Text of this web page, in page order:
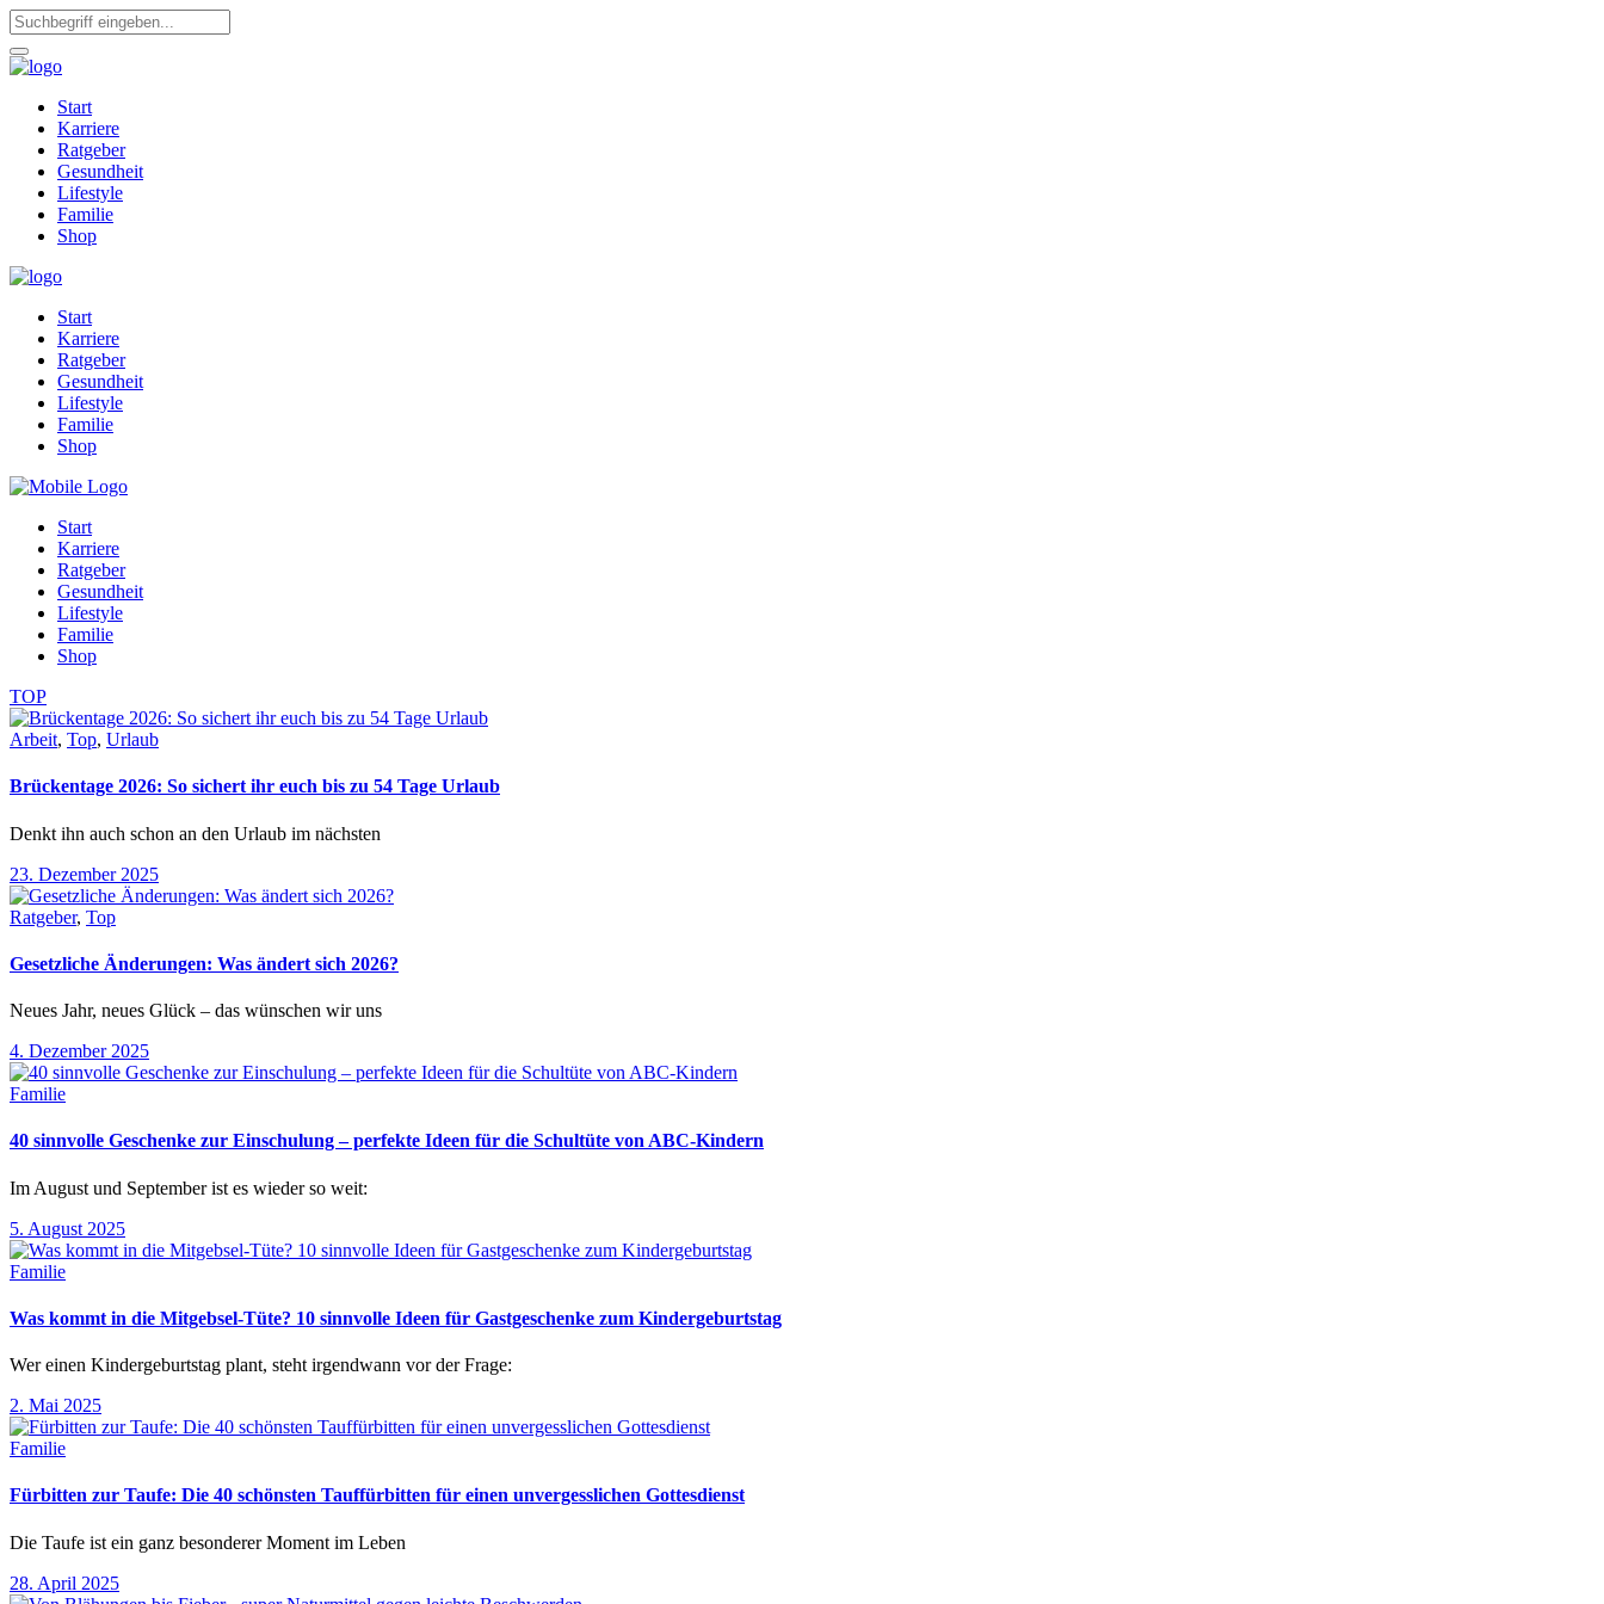
Start
Karriere
Ratgeber
Gesundheit
Lifestyle
Familie
Shop
Start
Karriere
Ratgeber
Gesundheit
Lifestyle
Familie
Shop
Start
Karriere
Ratgeber
Gesundheit
Lifestyle
Familie
Shop
TOP
Arbeit, Top, Urlaub
Brückentage 2026: So sichert ihr euch bis zu 54 Tage Urlaub
Denkt ihn auch schon an den Urlaub im nächsten
23. Dezember 2025
Ratgeber, Top
Gesetzliche Änderungen: Was ändert sich 2026?
Neues Jahr, neues Glück – das wünschen wir uns
4. Dezember 2025
Familie
40 sinnvolle Geschenke zur Einschulung – perfekte Ideen für die Schultüte von ABC-Kindern
Im August und September ist es wieder so weit:
5. August 2025
Familie
Was kommt in die Mitgebsel-Tüte? 10 sinnvolle Ideen für Gastgeschenke zum Kindergeburtstag
Wer einen Kindergeburtstag plant, steht irgendwann vor der Frage:
2. Mai 2025
Familie
Fürbitten zur Taufe: Die 40 schönsten Tauffürbitten für einen unvergesslichen Gottesdienst
Die Taufe ist ein ganz besonderer Moment im Leben
28. April 2025